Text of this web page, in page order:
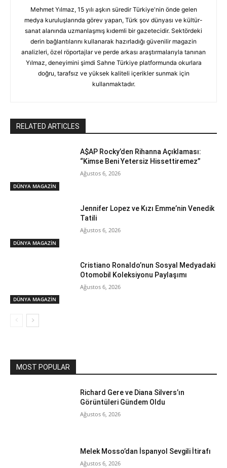
Mehmet Yılmaz, 15 yılı aşkın süredir Türkiye'nin önde gelen
medya kuruluşlarında görev yapan, Türk şov dünyası ve kültür-
sanat alanında uzmanlaşmış kıdemli bir gazetecidir. Sektördeki
derin bağlantılarını kullanarak hazırladığı güvenilir magazin
analizleri, özel röportajlar ve perde arkası araştırmalarıyla tanınan
Yılmaz, deneyimini şimdi Sahne Türkiye platformunda okurlara
doğru, tarafsız ve yüksek kaliteli içerikler sunmak için
kullanmaktadır.
RELATED ARTICLES
DÜNYA MAGAZİN
A$AP Rocky’den Rihanna Açıklaması:
“Kimse Beni Yetersiz Hissettiremez”
Ağustos 6, 2026
DÜNYA MAGAZİN
Jennifer Lopez ve Kızı Emme’nin Venedik
Tatili
Ağustos 6, 2026
DÜNYA MAGAZİN
Cristiano Ronaldo’nun Sosyal Medyadaki
Otomobil Koleksiyonu Paylaşımı
Ağustos 6, 2026
MOST POPULAR
Richard Gere ve Diana Silvers’ın
Görüntüleri Gündem Oldu
Ağustos 6, 2026
Melek Mosso’dan İspanyol Sevgili İtirafı
Ağustos 6, 2026